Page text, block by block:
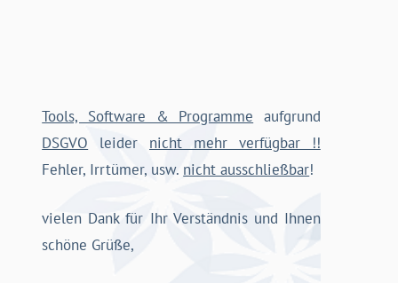
Tools, Software & Programme aufgrund
DSGVO leider nicht mehr verfügbar !!
Fehler, Irrtümer, usw. nicht ausschließbar!
vielen Dank für Ihr Verständnis und Ihnen
schöne Grüße,